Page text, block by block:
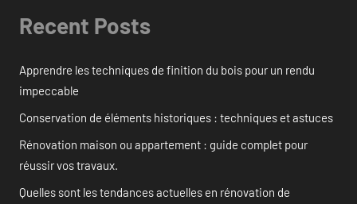
Recent Posts
Apprendre les techniques de finition du bois pour un rendu
impeccable
Conservation de éléments historiques : techniques et astuces
Rénovation maison ou appartement : guide complet pour
réussir vos travaux.
Quelles sont les tendances actuelles en rénovation de